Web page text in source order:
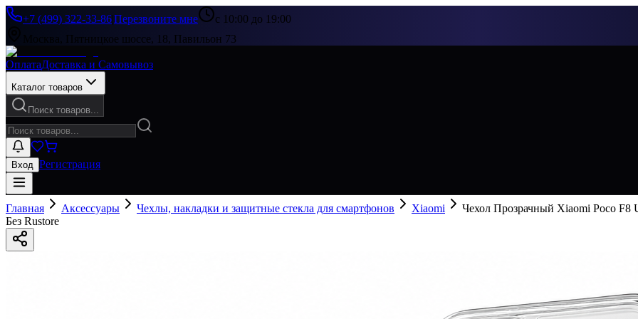
+7 (499) 322-33-86|Перезвоните мне
с 10:00 до 19:00
Москва, Пятницкое шоссе, 18, Павильон 73
ОплатаДоставка и Самовывоз
Каталог товаров
Поиск товаров...
Вход Регистрация
Главная Аксессуары Чехлы, накладки и защитные стекла для смартфонов Xiaomi
Чехол Прозрачный Xiaomi Poco F8
Без Rustore